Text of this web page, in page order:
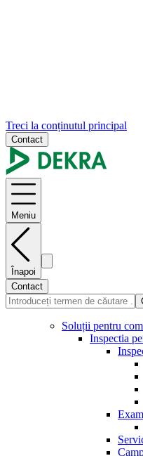
Treci la conținutul principal
Contact
Meniu
Înapoi
Contact
Soluții pentru
Inspectia